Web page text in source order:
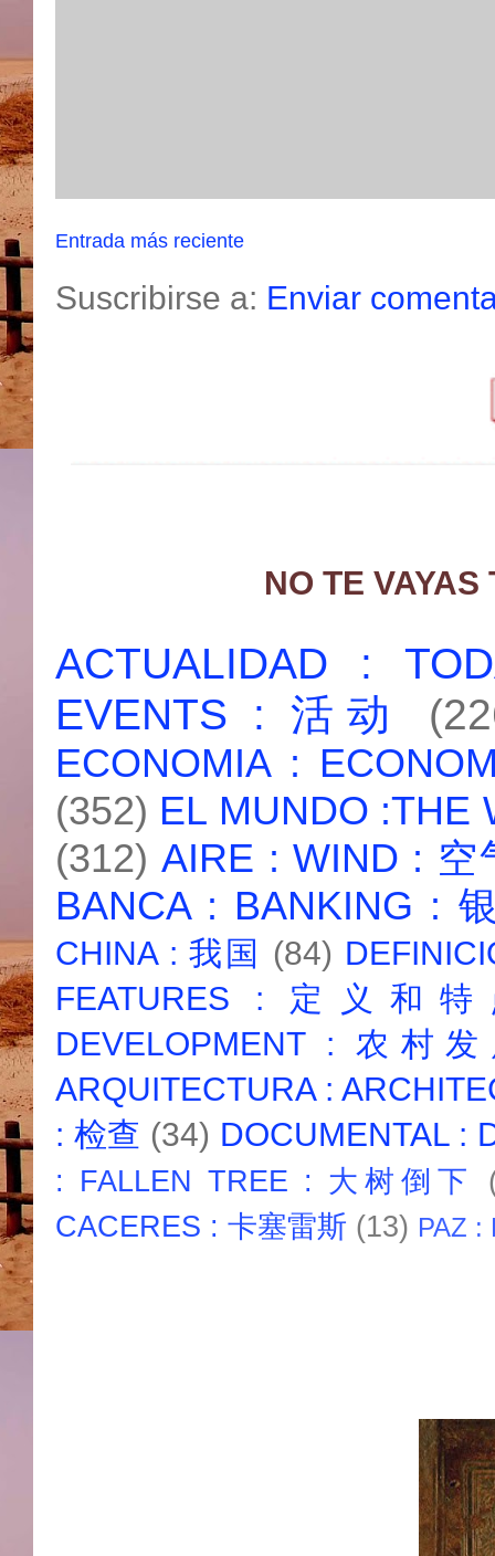
Entrada más reciente
Suscribirse a: Enviar
NO TE
ACTUALIDAD :
EVENTS : 活动
ECONOMIA :
(352) EL MUNDO :THE
(312) AIRE : WIND : 空
BANCA : BANKING :
CHINA : 我国 (84)
FEATURES : 定义和
DEVELOPMENT : 农村
ARQUITECTURA :
: 检查 (34) DOCUMENTAL :
: FALLEN TREE : 大树倒下
CACERES : 卡塞雷斯 (13) PAZ :